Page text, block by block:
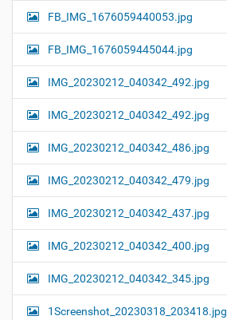
FB_IMG_1676059440053.jpg
FB_IMG_1676059445044.jpg
IMG_20230212_040342_492.jpg
IMG_20230212_040342_492.jpg
IMG_20230212_040342_486.jpg
IMG_20230212_040342_479.jpg
IMG_20230212_040342_437.jpg
IMG_20230212_040342_400.jpg
IMG_20230212_040342_345.jpg
1Screenshot_20230318_203418.jpg